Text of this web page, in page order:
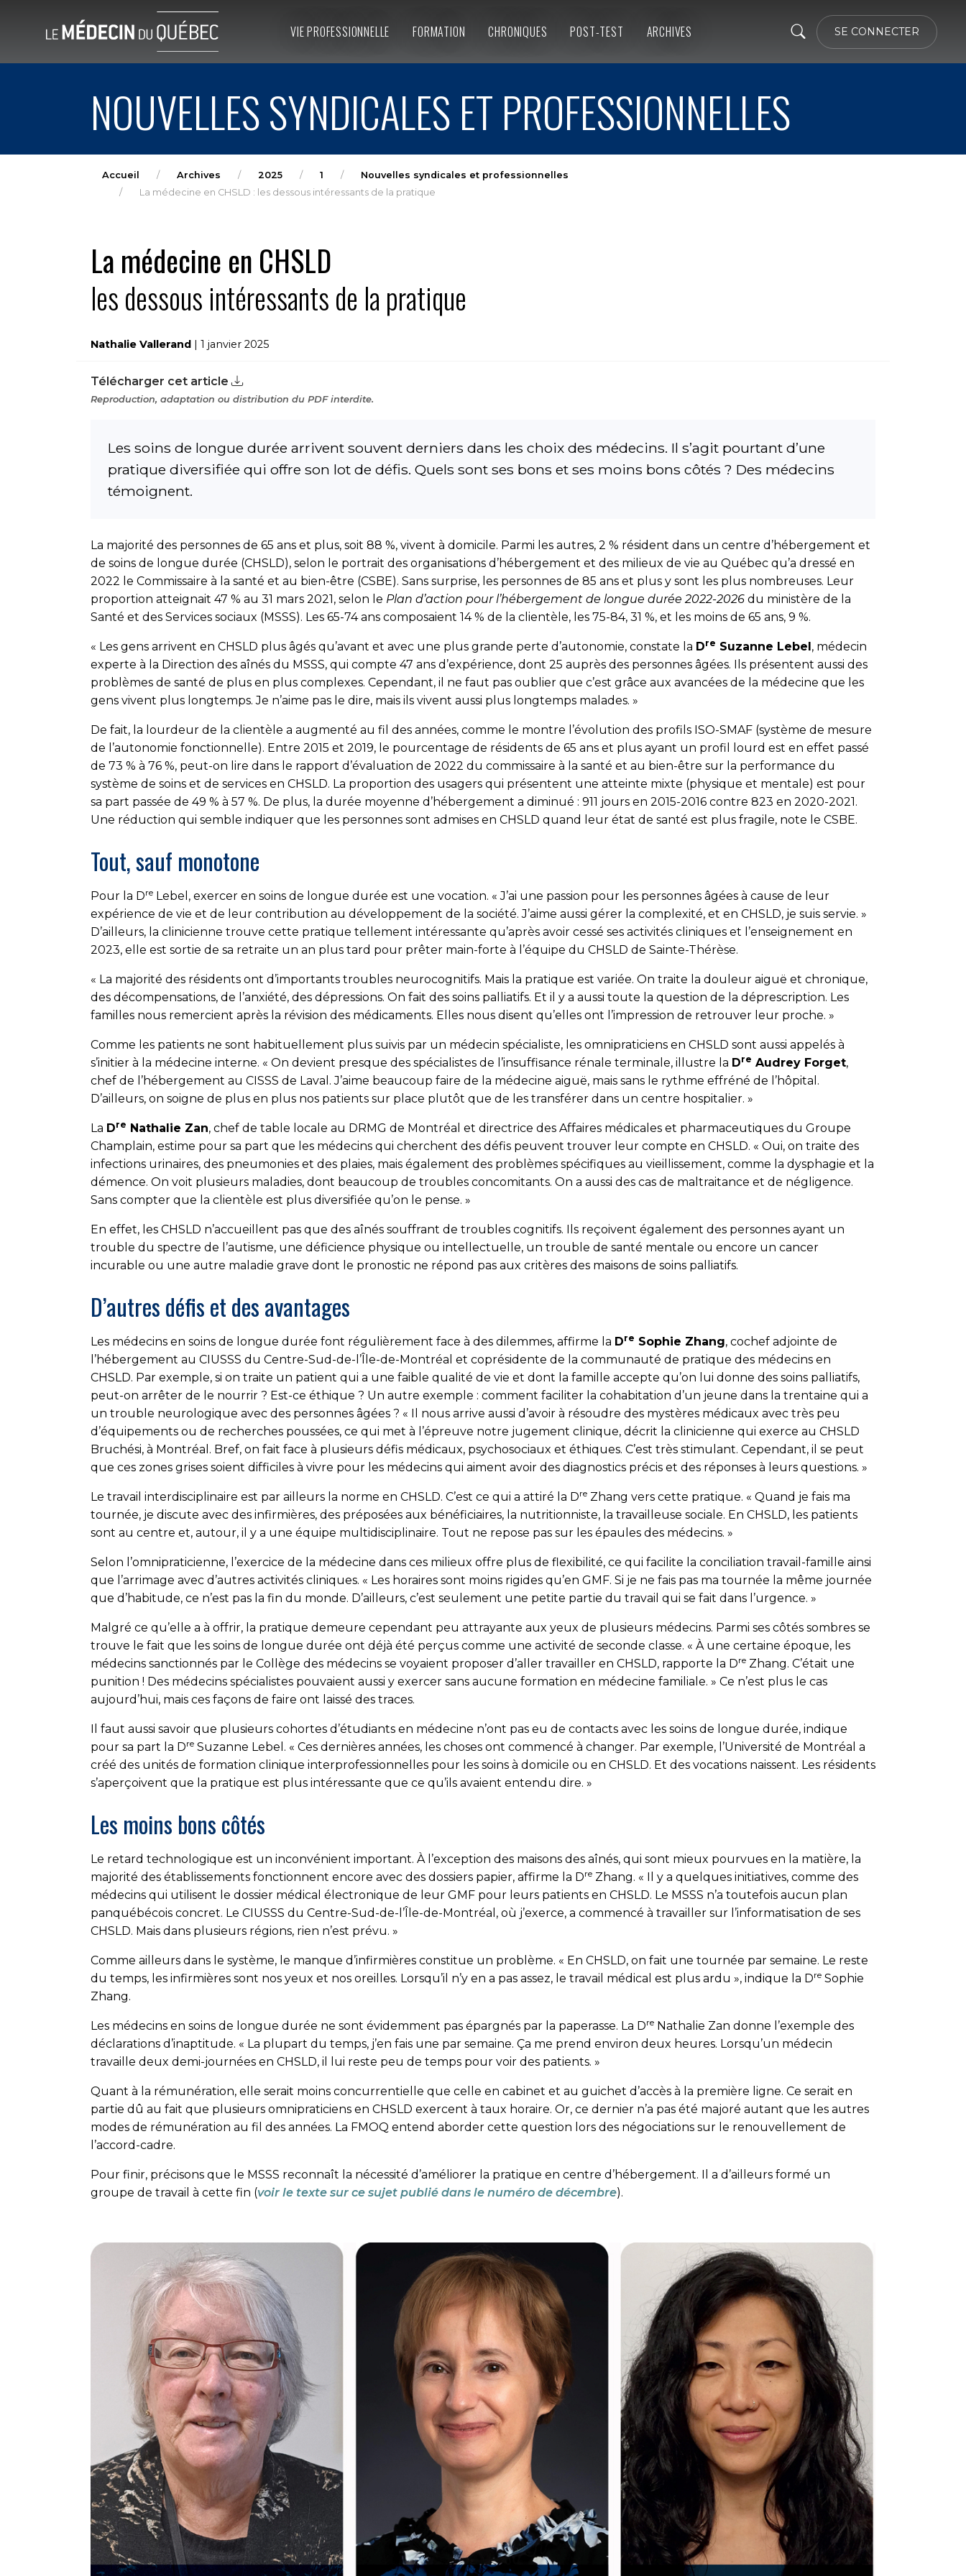
SE CONNECTER
VIE PROFESSIONNELLE FORMATION CHRONIQUES POST-TEST ARCHIVES
NOUVELLES SYNDICALES ET PROFESSIONNELLES
Accueil Archives 2025 1
Nouvelles syndicales et professionnelles
La médecine en CHSLD : les dessous intéressants de la pratique
La médecine en CHSLD
les dessous intéressants de la pratique
Nathalie Vallerand | 1 janvier 2025
Télécharger cet article
Reproduction, adaptation ou distribution du PDF interdite.
Les soins de longue durée arrivent souvent derniers dans les choix des médecins. Il s’agit pourtant d’une
pratique diversifiée qui offre son lot de défis. Quels sont ses bons et ses moins bons côtés ? Des médecins
témoignent.
La majorité des personnes de 65 ans et plus, soit 88 %, vivent à domicile. Parmi les autres, 2 % résident dans un centre d’hébergement et
de soins de longue durée (CHSLD), selon le portrait des organisations d’hébergement et des milieux de vie au Québec qu’a dressé en
2022 le Commissaire à la santé et au bien-être (CSBE). Sans surprise, les personnes de 85 ans et plus y sont les plus nombreuses. Leur
proportion atteignait 47 % au 31 mars 2021, selon le Plan d’action pour l’hébergement de longue durée 2022-2026 du ministère de la
Santé et des Services sociaux (MSSS). Les 65-74 ans composaient 14 % de la clientèle, les 75-84, 31 %, et les moins de 65 ans, 9 %.
« Les gens arrivent en CHSLD plus âgés qu’avant et avec une plus grande perte d’autonomie, constate la Dre Suzanne Lebel, médecin
experte à la Direction des aînés du MSSS, qui compte 47 ans d’expérience, dont 25 auprès des personnes âgées. Ils présentent aussi des
problèmes de santé de plus en plus complexes. Cependant, il ne faut pas oublier que c’est grâce aux avancées de la médecine que les
gens vivent plus longtemps. Je n’aime pas le dire, mais ils vivent aussi plus longtemps malades. »
De fait, la lourdeur de la clientèle a augmenté au fil des années, comme le montre l’évolution des profils ISO-SMAF (système de mesure
de l’autonomie fonctionnelle). Entre 2015 et 2019, le pourcentage de résidents de 65 ans et plus ayant un profil lourd est en effet passé
de 73 % à 76 %, peut-on lire dans le rapport d’évaluation de 2022 du commissaire à la santé et au bien-être sur la performance du
système de soins et de services en CHSLD. La proportion des usagers qui présentent une atteinte mixte (physique et mentale) est pour
sa part passée de 49 % à 57 %. De plus, la durée moyenne d’hébergement a diminué : 911 jours en 2015-2016 contre 823 en 2020-2021.
Une réduction qui semble indiquer que les personnes sont admises en CHSLD quand leur état de santé est plus fragile, note le CSBE.
Tout, sauf monotone
Pour la Dre Lebel, exercer en soins de longue durée est une vocation. « J’ai une passion pour les personnes âgées à cause de leur
expérience de vie et de leur contribution au développement de la société. J’aime aussi gérer la complexité, et en CHSLD, je suis servie. »
D’ailleurs, la clinicienne trouve cette pratique tellement intéressante qu’après avoir cessé ses activités cliniques et l’enseignement en
2023, elle est sortie de sa retraite un an plus tard pour prêter main-forte à l’équipe du CHSLD de Sainte-Thérèse.
« La majorité des résidents ont d’importants troubles neurocognitifs. Mais la pratique est variée. On traite la douleur aiguë et chronique,
des décompensations, de l’anxiété, des dépressions. On fait des soins palliatifs. Et il y a aussi toute la question de la déprescription. Les
familles nous remercient après la révision des médicaments. Elles nous disent qu’elles ont l’impression de retrouver leur proche. »
Comme les patients ne sont habituellement plus suivis par un médecin spécialiste, les omnipraticiens en CHSLD sont aussi appelés à
s’initier à la médecine interne. « On devient presque des spécialistes de l’insuffisance rénale terminale, illustre la Dre Audrey Forget,
chef de l’hébergement au CISSS de Laval. J’aime beaucoup faire de la médecine aiguë, mais sans le rythme effréné de l’hôpital.
D’ailleurs, on soigne de plus en plus nos patients sur place plutôt que de les transférer dans un centre hospitalier. »
La Dre Nathalie Zan, chef de table locale au DRMG de Montréal et directrice des Affaires médicales et pharmaceutiques du Groupe
Champlain, estime pour sa part que les médecins qui cherchent des défis peuvent trouver leur compte en CHSLD. « Oui, on traite des
infections urinaires, des pneumonies et des plaies, mais également des problèmes spécifiques au vieillissement, comme la dysphagie et la
démence. On voit plusieurs maladies, dont beaucoup de troubles concomitants. On a aussi des cas de maltraitance et de négligence.
Sans compter que la clientèle est plus diversifiée qu’on le pense. »
En effet, les CHSLD n’accueillent pas que des aînés souffrant de troubles cognitifs. Ils reçoivent également des personnes ayant un
trouble du spectre de l’autisme, une déficience physique ou intellectuelle, un trouble de santé mentale ou encore un cancer
incurable ou une autre maladie grave dont le pronostic ne répond pas aux critères des maisons de soins palliatifs.
D’autres défis et des avantages
Les médecins en soins de longue durée font régulièrement face à des dilemmes, affirme la Dre Sophie Zhang, cochef adjointe de
l’hébergement au CIUSSS du Centre-Sud-de-l’Île-de-Montréal et coprésidente de la communauté de pratique des médecins en
CHSLD. Par exemple, si on traite un patient qui a une faible qualité de vie et dont la famille accepte qu’on lui donne des soins palliatifs,
peut-on arrêter de le nourrir ? Est-ce éthique ? Un autre exemple : comment faciliter la cohabitation d’un jeune dans la trentaine qui a
un trouble neurologique avec des personnes âgées ? « Il nous arrive aussi d’avoir à résoudre des mystères médicaux avec très peu
d’équipements ou de recherches poussées, ce qui met à l’épreuve notre jugement clinique, décrit la clinicienne qui exerce au CHSLD
Bruchési, à Montréal. Bref, on fait face à plusieurs défis médicaux, psychosociaux et éthiques. C’est très stimulant. Cependant, il se peut
que ces zones grises soient difficiles à vivre pour les médecins qui aiment avoir des diagnostics précis et des réponses à leurs questions. »
Le travail interdisciplinaire est par ailleurs la norme en CHSLD. C’est ce qui a attiré la Dre Zhang vers cette pratique. « Quand je fais ma
tournée, je discute avec des infirmières, des préposées aux bénéficiaires, la nutritionniste, la travailleuse sociale. En CHSLD, les patients
sont au centre et, autour, il y a une équipe multidisciplinaire. Tout ne repose pas sur les épaules des médecins. »
Selon l’omnipraticienne, l’exercice de la médecine dans ces milieux offre plus de flexibilité, ce qui facilite la conciliation travail-famille ainsi
que l’arrimage avec d’autres activités cliniques. « Les horaires sont moins rigides qu’en GMF. Si je ne fais pas ma tournée la même journée
que d’habitude, ce n’est pas la fin du monde. D’ailleurs, c’est seulement une petite partie du travail qui se fait dans l’urgence. »
Malgré ce qu’elle a à offrir, la pratique demeure cependant peu attrayante aux yeux de plusieurs médecins. Parmi ses côtés sombres se
trouve le fait que les soins de longue durée ont déjà été perçus comme une activité de seconde classe. « À une certaine époque, les
médecins sanctionnés par le Collège des médecins se voyaient proposer d’aller travailler en CHSLD, rapporte la Dre Zhang. C’était une
punition ! Des médecins spécialistes pouvaient aussi y exercer sans aucune formation en médecine familiale. » Ce n’est plus le cas
aujourd’hui, mais ces façons de faire ont laissé des traces.
Il faut aussi savoir que plusieurs cohortes d’étudiants en médecine n’ont pas eu de contacts avec les soins de longue durée, indique
pour sa part la Dre Suzanne Lebel. « Ces dernières années, les choses ont commencé à changer. Par exemple, l’Université de Montréal a
créé des unités de formation clinique interprofessionnelles pour les soins à domicile ou en CHSLD. Et des vocations naissent. Les résidents
s’aperçoivent que la pratique est plus intéressante que ce qu’ils avaient entendu dire. »
Les moins bons côtés
Le retard technologique est un inconvénient important. À l’exception des maisons des aînés, qui sont mieux pourvues en la matière, la
majorité des établissements fonctionnent encore avec des dossiers papier, affirme la Dre Zhang. « Il y a quelques initiatives, comme des
médecins qui utilisent le dossier médical électronique de leur GMF pour leurs patients en CHSLD. Le MSSS n’a toutefois aucun plan
panquébécois concret. Le CIUSSS du Centre-Sud-de-l’Île-de-Montréal, où j’exerce, a commencé à travailler sur l’informatisation de ses
CHSLD. Mais dans plusieurs régions, rien n’est prévu. »
Comme ailleurs dans le système, le manque d’infirmières constitue un problème. « En CHSLD, on fait une tournée par semaine. Le reste
du temps, les infirmières sont nos yeux et nos oreilles. Lorsqu’il n’y en a pas assez, le travail médical est plus ardu », indique la Dre Sophie
Zhang.
Les médecins en soins de longue durée ne sont évidemment pas épargnés par la paperasse. La Dre Nathalie Zan donne l’exemple des
déclarations d’inaptitude. « La plupart du temps, j’en fais une par semaine. Ça me prend environ deux heures. Lorsqu’un médecin
travaille deux demi-journées en CHSLD, il lui reste peu de temps pour voir des patients. »
Quant à la rémunération, elle serait moins concurrentielle que celle en cabinet et au guichet d’accès à la première ligne. Ce serait en
partie dû au fait que plusieurs omnipraticiens en CHSLD exercent à taux horaire. Or, ce dernier n’a pas été majoré autant que les autres
modes de rémunération au fil des années. La FMOQ entend aborder cette question lors des négociations sur le renouvellement de
l’accord-cadre.
Pour finir, précisons que le MSSS reconnaît la nécessité d’améliorer la pratique en centre d’hébergement. Il a d’ailleurs formé un
groupe de travail à cette fin (voir le texte sur ce sujet publié dans le numéro de décembre).